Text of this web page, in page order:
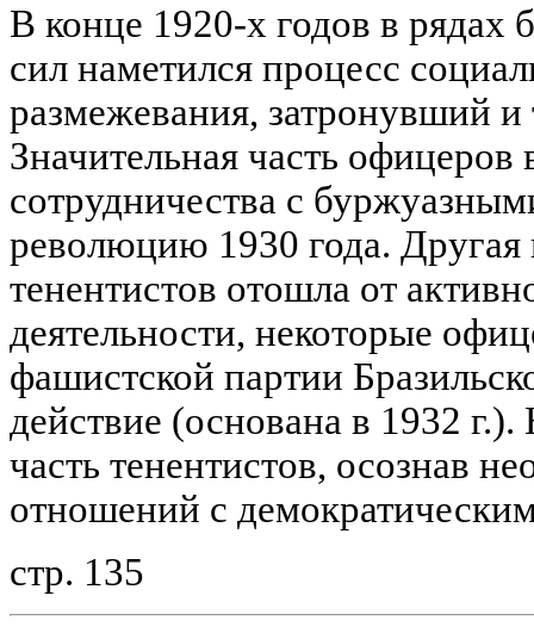
В конце 1920-х годов в рядах
сил наметился процесс
размежевания, затронувший и
Значительная часть офицеров
сотрудничества с
революцию 1930 года.
тенентистов отошла от
деятельности, некоторые
фашистской партии
действие (основана в 1932
часть тенентистов, осознав
отношений с
стр. 135